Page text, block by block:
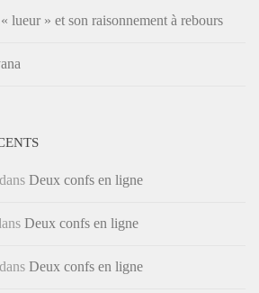
lueur » et son raisonnement à rebours
dans Deux confs en ligne
Deux confs en ligne
dans Deux confs en ligne